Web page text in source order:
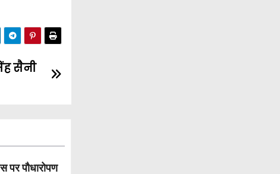
सैनी
पर पौधारोपण